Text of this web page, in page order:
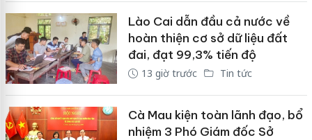
Lào Cai dẫn đầu cả nước về
hoàn thiện cơ sở dữ liệu đất
đai, đạt 99,3% tiến độ
13 giờ trước Tin tức
Cà Mau kiện toàn lãnh đạo, bổ
nhiệm 3 Phó Giám đốc Sở